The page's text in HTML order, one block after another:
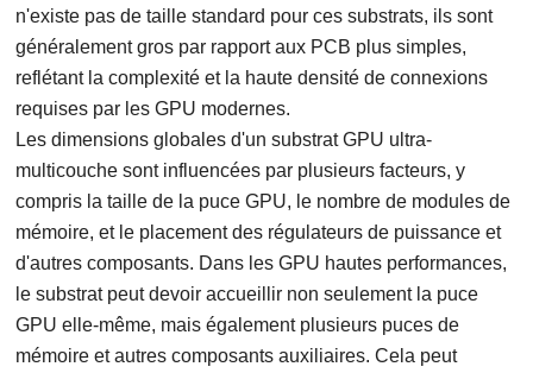
n'existe pas de taille standard pour ces substrats, ils sont
généralement gros par rapport aux PCB plus simples,
reflétant la complexité et la haute densité de connexions
requises par les GPU modernes.
Les dimensions globales d'un substrat GPU ultra-
multicouche sont influencées par plusieurs facteurs, y
compris la taille de la puce GPU, le nombre de modules de
mémoire, et le placement des régulateurs de puissance et
d'autres composants. Dans les GPU hautes performances,
le substrat peut devoir accueillir non seulement la puce
GPU elle-même, mais également plusieurs puces de
mémoire et autres composants auxiliaires. Cela peut